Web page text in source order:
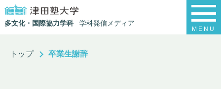
多文化・国際協力学科 学科発信メディア
MENU
トップ 卒業生謝辞